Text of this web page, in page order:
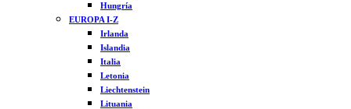
Hungría
EUROPA I-Z
Irlanda
Islandia
Italia
Letonia
Liechtenstein
Lituania